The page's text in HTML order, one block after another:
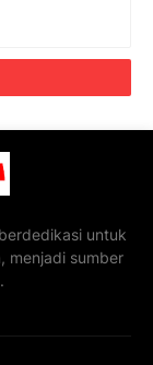
untuk
menjadi sumber